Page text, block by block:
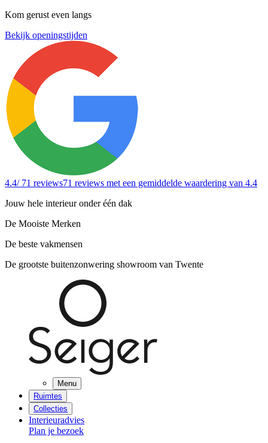
Kom gerust even langs
Bekijk openingstijden
4.4/ 71 reviews71 reviews met een gemiddelde waardering van 4.4
Jouw hele interieur onder één dak
De Mooiste Merken
De beste vakmensen
De grootste buitenzonwering showroom van Twente
Menu
Ruimtes
Collecties
Interieuradvies
Plan je bezoek